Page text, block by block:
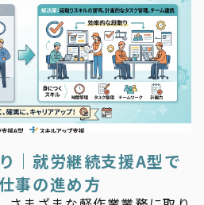
知らせ
｜就労継続支援A型で
事の進め方